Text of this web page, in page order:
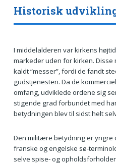
Historisk
I middelalderen var kirkens
markeder uden for kirken.
kaldt “messer”, fordi de fandt
gudstjenesten. Da de
omfang, udviklede ordene sig
stigende grad forbundet med
betydningen blev til sidst helt
Den militære betydning er yngre
franske og engelske sø-
selve spise- og